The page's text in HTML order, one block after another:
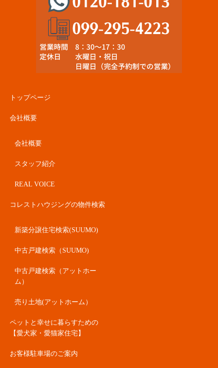
トップページ
会社概要
会社概要
スタッフ紹介
REAL VOICE
コレストハウジングの物件検索
新築分譲住宅検索(SUUMO)
中古戸建検索（SUUMO)
中古戸建検索（アットホー
ム）
売り土地(アットホーム）
ペットと幸せに暮らすための
【愛犬家・愛猫家住宅】
お客様駐車場のご案内